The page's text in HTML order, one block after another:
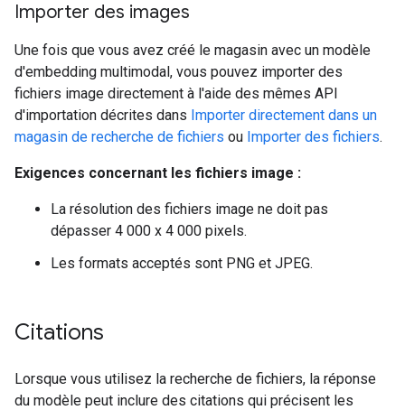
Importer des images
Une fois que vous avez créé le magasin avec un modèle
d'embedding multimodal, vous pouvez importer des
fichiers image directement à l'aide des mêmes API
d'importation décrites dans Importer directement dans un
magasin de recherche de fichiers ou Importer des fichiers.
Exigences concernant les fichiers image :
La résolution des fichiers image ne doit pas
dépasser 4 000 x 4 000 pixels.
Les formats acceptés sont PNG et JPEG.
Citations
Lorsque vous utilisez la recherche de fichiers, la réponse
du modèle peut inclure des citations qui précisent les